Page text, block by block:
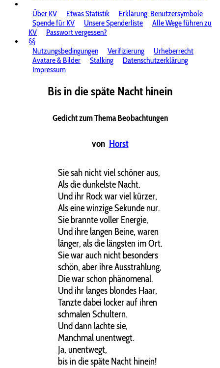
Über KV
Etwas Statistik
Erklärung: Benutzersymbole
Spende für KV
Unsere Spenderliste
Alle Wege führen zu
KV
Passwort vergessen?
§§
Nutzungsbedingungen
Verifizierung
Urheberrecht
Avatare & Bilder
Stalking
Datenschutzerklärung
Impressum
Bis in die späte Nacht hinein
Gedicht zum Thema Beobachtungen
von Horst
Sie sah nicht viel schöner aus,
Als die dunkelste Nacht.
Und ihr Rock war viel kürzer,
Als eine winzige Sekunde nur.
Sie brannte voller Energie,
Und ihre langen Beine, waren
länger, als die längsten im Ort.
Sie war auch nicht besonders
schön, aber ihre Ausstrahlung,
Die war schon phänomenal.
Und ihr langes blondes Haar,
Tanzte dabei locker auf ihren
schmalen Schultern.
Und dann lachte sie,
Manchmal unentwegt.
Ja, unentwegt,
bis in die späte Nacht hinein!